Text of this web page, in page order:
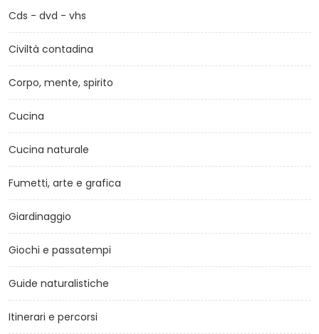
Cds - dvd - vhs
Civiltà contadina
Corpo, mente, spirito
Cucina
Cucina naturale
Fumetti, arte e grafica
Giardinaggio
Giochi e passatempi
Guide naturalistiche
Itinerari e percorsi